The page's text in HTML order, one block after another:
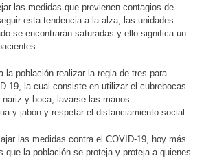
las medidas que previenen contagios de
esta tendencia a la alza, las unidades
se encontrarán saturadas y ello significa un
la población realizar la regla de tres para
19, la cual consiste en utilizar el cubrebocas
y boca, lavarse las manos
y jabón y respetar el distanciamiento social.
las medidas contra el COVID-19, hoy más
que la población se proteja y proteja a quienes